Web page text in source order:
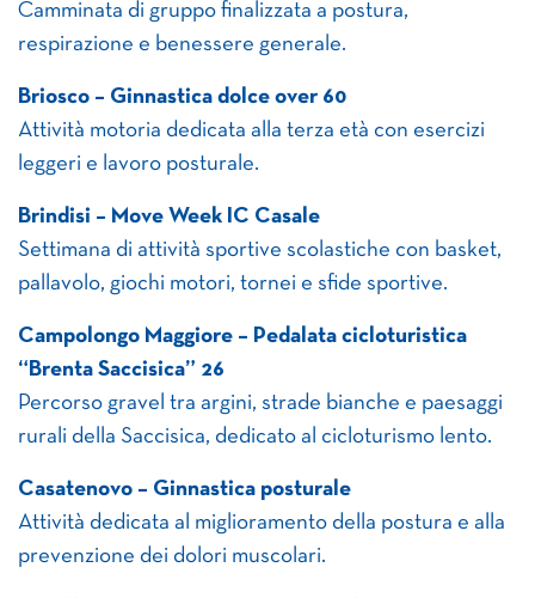
Camminata di gruppo finalizzata a postura,
respirazione e benessere generale.
Briosco – Ginnastica dolce over 60
Attività motoria dedicata alla terza età con esercizi
leggeri e lavoro posturale.
Brindisi – Move Week IC Casale
Settimana di attività sportive scolastiche con basket,
pallavolo, giochi motori, tornei e sfide sportive.
Campolongo Maggiore – Pedalata cicloturistica
“Brenta Saccisica” 26
Percorso gravel tra argini, strade bianche e paesaggi
rurali della Saccisica, dedicato al cicloturismo lento.
Casatenovo – Ginnastica posturale
Attività dedicata al miglioramento della postura e alla
prevenzione dei dolori muscolari.